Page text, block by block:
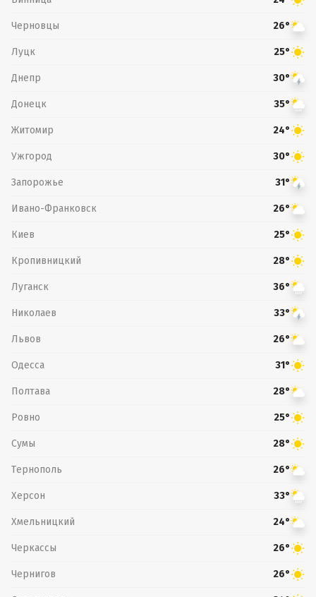
Черновцы 26°
Луцк 25°
Днепр 30°
Донецк 35°
Житомир 24°
Ужгород 30°
Запорожье 31°
Ивано-Франковск 26°
Киев 25°
Кропивницкий 28°
Луганск 36°
Николаев 33°
Львов 26°
Одесса 31°
Полтава 28°
Ровно 25°
Сумы 28°
Тернополь 26°
Херсон 33°
Хмельницкий 24°
Черкассы 26°
Чернигов 26°